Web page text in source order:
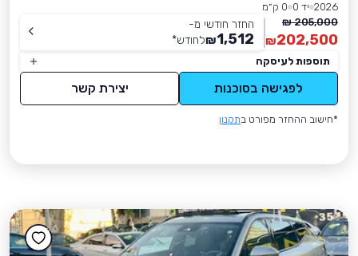
2026 יד 0
0 ק״מ
205,000 ₪
202,500
₪
החזר חודשי מ-
1,512
₪לחודש*
תוספות לעיסקה
לפגישה בסוכנות יצירת קשר
*חישוב ההחזר מפורט בתקנון